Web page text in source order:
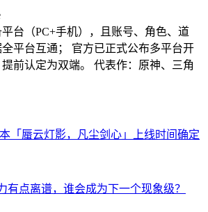
台（PC+手机），且账号、角色、道
平台互通； 官方已正式公布多平台开
前认定为双端。 代表作：原神、三角
本「蜃云灯影，凡尘剑心」上线时间确定
有点离谱，谁会成为下一个现象级？